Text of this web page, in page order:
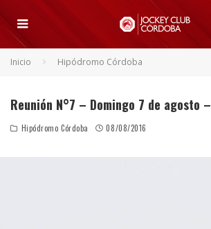
Inicio Hipódromo Córdoba
Reunión N°7 – Domingo 7 de agosto –
Hipódromo Córdoba 08/08/2016